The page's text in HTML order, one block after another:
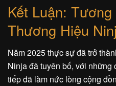
Kết Luận:
Thương Hiệu
Năm 2025 thực sự đã trở
Ninja đã tuyên bố, với những
tiếp đã làm nức lòng cộng